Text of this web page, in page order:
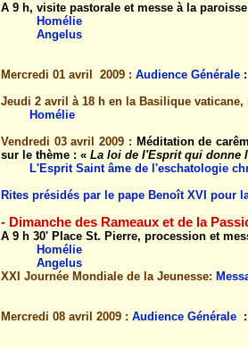
A 9 h, visite pastorale et messe à la
Homélie
Angelus
Mercredi 01 avril 2009 : Audience Générale
Jeudi 2 avril à 18 h en la Basilique
Homélie
Vendredi 03 avril 2009 : Méditation de
sur le thème : « La loi de l'Esprit qui donne
L'Esprit Saint âme de l'eschatologie
Rites présidés par le pape Benoît XVI pour
- Dimanche des Rameaux et de la
A 9 h 30' Place St. Pierre, procession et
Homélie
Angelus
XXI Journée Mondiale de la Jeunesse:
Mercredi 08 avril 2009 : Audience Générale